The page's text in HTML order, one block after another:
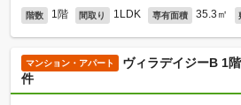
階数 1階 間取り 1LDK 専有面積 35.3㎡
マンション・アパート
ヴィラデイジーB 1
件